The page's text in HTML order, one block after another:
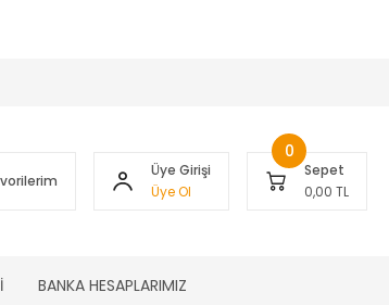
Üye Girişi
Üye Ol
Sepet
0,00 TL
0
BANKA HESAPLARIMIZ